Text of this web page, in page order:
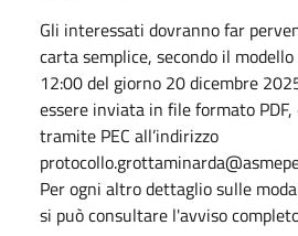
Gli interessati dovranno far
carta semplice, secondo il
12:00 del giorno 20 dicembre
essere inviata in file formato
tramite PEC all’indirizzo
Per ogni altro dettaglio sulle
si può consultare l'avviso